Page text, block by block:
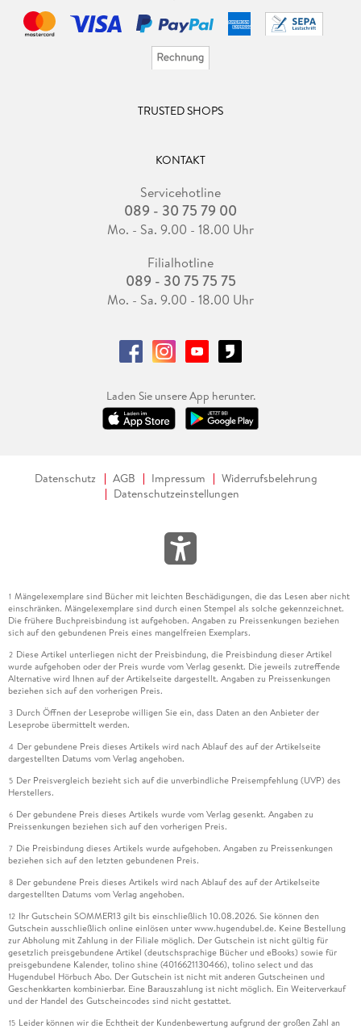
TRUSTED SHOPS
KONTAKT
Servicehotline
089 - 30 75 79 00
Mo. - Sa. 9.00 - 18.00 Uhr
Filialhotline
089 - 30 75 75 75
Mo. - Sa. 9.00 - 18.00 Uhr
Laden Sie unsere App herunter.
Datenschutz AGB Impressum
Widerrufsbelehrung
Datenschutzeinstellungen
1 Mängelexemplare sind Bücher mit leichten Beschädigungen, die das Lesen aber nicht
einschränken. Mängelexemplare sind durch einen Stempel als solche gekennzeichnet.
Die frühere Buchpreisbindung ist aufgehoben. Angaben zu Preissenkungen beziehen
sich auf den gebundenen Preis eines mangelfreien Exemplars.
2 Diese Artikel unterliegen nicht der Preisbindung, die Preisbindung dieser Artikel
wurde aufgehoben oder der Preis wurde vom Verlag gesenkt. Die jeweils zutreffende
Alternative wird Ihnen auf der Artikelseite dargestellt. Angaben zu Preissenkungen
beziehen sich auf den vorherigen Preis.
3 Durch Öffnen der Leseprobe willigen Sie ein, dass Daten an den Anbieter der
Leseprobe übermittelt werden.
4 Der gebundene Preis dieses Artikels wird nach Ablauf des auf der Artikelseite
dargestellten Datums vom Verlag angehoben.
5 Der Preisvergleich bezieht sich auf die unverbindliche Preisempfehlung (UVP) des
Herstellers.
6 Der gebundene Preis dieses Artikels wurde vom Verlag gesenkt. Angaben zu
Preissenkungen beziehen sich auf den vorherigen Preis.
7 Die Preisbindung dieses Artikels wurde aufgehoben. Angaben zu Preissenkungen
beziehen sich auf den letzten gebundenen Preis.
8 Der gebundene Preis dieses Artikels wird nach Ablauf des auf der Artikelseite
dargestellten Datums vom Verlag angehoben.
12 Ihr Gutschein SOMMER13 gilt bis einschließlich 10.08.2026. Sie können den
Gutschein ausschließlich online einlösen unter www.hugendubel.de. Keine Bestellung
zur Abholung mit Zahlung in der Filiale möglich. Der Gutschein ist nicht gültig für
gesetzlich preisgebundene Artikel (deutschsprachige Bücher und eBooks) sowie für
preisgebundene Kalender, tolino shine (4016621130466), tolino select und das
Hugendubel Hörbuch Abo. Der Gutschein ist nicht mit anderen Gutscheinen und
Geschenkkarten kombinierbar. Eine Barauszahlung ist nicht möglich. Ein Weiterverkauf
und der Handel des Gutscheincodes sind nicht gestattet.
15 Leider können wir die Echtheit der Kundenbewertung aufgrund der großen Zahl an